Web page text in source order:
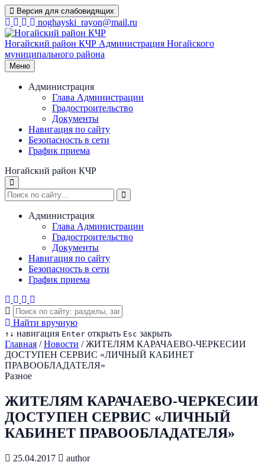
Перейти
к
содержимому
Версия для слабовидящих
noghayski_rayon@mail.ru
Ногайский район КЧР Администрация Ногайского
муниципального района
Меню
Администрация
Глава Администрации
Градостроительство
Документы
Навигация по сайту
Безопасность в сети
График приема
Ногайский район КЧР
Администрация
Глава Администрации
Градостроительство
Документы
Навигация по сайту
Безопасность в сети
График приема
Найти вручную
↑ ↓ навигация Enter открыть Esc закрыть
Главная / Новости / ЖИТЕЛЯМ КАРАЧАЕВО-ЧЕРКЕСИИ
ДОСТУПЕН СЕРВИС «ЛИЧНЫЙ КАБИНЕТ
ПРАВООБЛАДАТЕЛЯ»
Разное
ЖИТЕЛЯМ КАРАЧАЕВО-ЧЕРКЕСИИ
ДОСТУПЕН СЕРВИС «ЛИЧНЫЙ
КАБИНЕТ ПРАВООБЛАДАТЕЛЯ»
25.04.2017
author